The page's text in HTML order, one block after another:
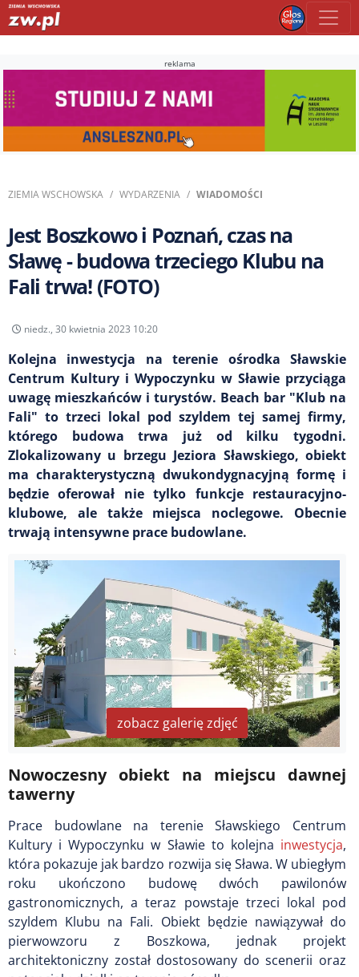
reklama
ZIEMIA WSCHOWSKA WYDARZENIA WIADOMOŚCI
Jest Boszkowo i Poznań, czas na
Sławę - budowa trzeciego Klubu na
Fali trwa! (FOTO)
niedz., 30 kwietnia 2023 10:20
Kolejna inwestycja na terenie ośrodka Sławskie
Centrum Kultury i Wypoczynku w Sławie przyciąga
uwagę mieszkańców i turystów. Beach bar "Klub na
Fali" to trzeci lokal pod szyldem tej samej firmy,
którego budowa trwa już od kilku tygodni.
Zlokalizowany u brzegu Jeziora Sławskiego, obiekt
ma charakterystyczną dwukondygnacyjną formę i
będzie oferował nie tylko funkcje restauracyjno-
klubowe, ale także miejsca noclegowe. Obecnie
trwają intensywne prace budowlane.
zobacz galerię zdjęć
Nowoczesny obiekt na miejscu dawnej
tawerny
Prace budowlane na terenie Sławskiego Centrum
Kultury i Wypoczynku w Sławie to kolejna inwestycja,
która pokazuje jak bardzo rozwija się Sława. W ubiegłym
roku ukończono budowę dwóch pawilonów
gastronomicznych, a teraz powstaje trzeci lokal pod
szyldem Klubu na Fali. Obiekt będzie nawiązywał do
pierwowzoru z Boszkowa, jednak projekt
architektoniczny został dostosowany do scenerii oraz